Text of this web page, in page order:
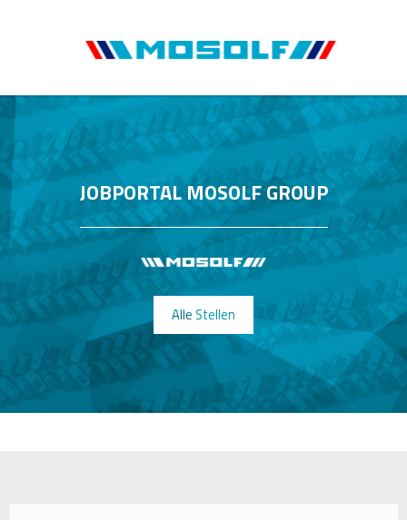
JOBPORTAL MOSOLF GROUP
Alle Stellen